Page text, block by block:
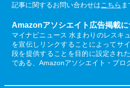
記事に関するお問い合わせはこちら ま
Amazonアソシエイト広告掲載に
マイナビニュース 水まわりのレスキ
を宣伝しリンクすることによってサ
段を提供することを目的に設定され
である、Amazonアソシエイト・プロ